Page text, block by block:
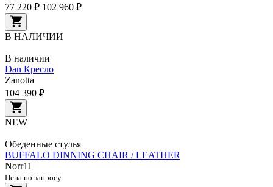
77 220 ₽ 102 960 ₽
В НАЛИЧИИ
В наличии
Dan Кресло
Zanotta
104 390 ₽
NEW
Обеденные стулья
BUFFALO DINNING CHAIR / LEATHER
Norr11
Цена по запросу